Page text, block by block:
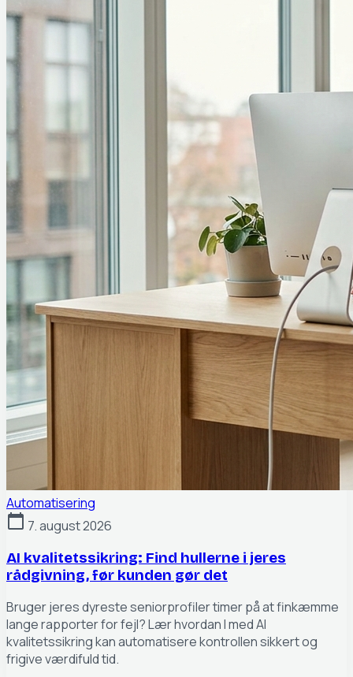
Automatisering
calendar_today 7. august 2026
AI kvalitetssikring: Find hullerne i jeres
rådgivning, før kunden gør det
Bruger jeres dyreste seniorprofiler timer på at finkæmme
lange rapporter for fejl? Lær hvordan I med AI
kvalitetssikring kan automatisere kontrollen sikkert og
frigive værdifuld tid.